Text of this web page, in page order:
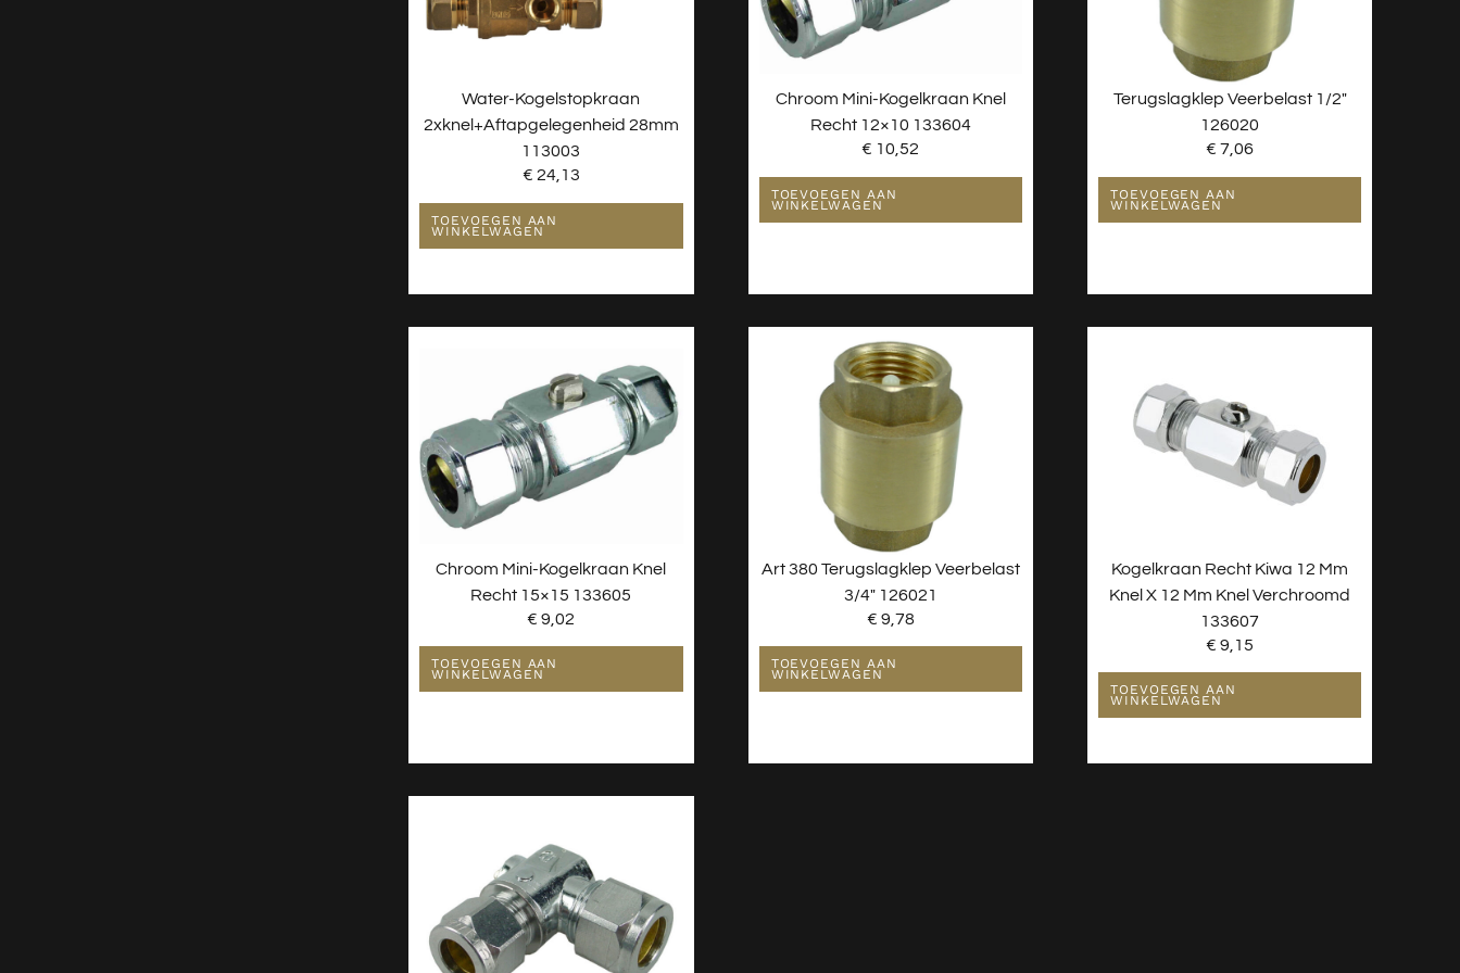
Water-Kogelstopkraan
2xknel+aftapgelegenheid 28mm
113003
€ 24,13
TOEVOEGEN AAN
WINKELWAGEN
Chroom Mini-Kogelkraan Knel
Recht 12×10 133604
€ 10,52
TOEVOEGEN AAN
WINKELWAGEN
Terugslagklep Veerbelast 1/2″
126020
€ 7,06
TOEVOEGEN AAN
WINKELWAGEN
Chroom Mini-Kogelkraan Knel
Recht 15×15 133605
€ 9,02
TOEVOEGEN AAN
WINKELWAGEN
Art 380 Terugslagklep Veerbelast
3/4″ 126021
€ 9,78
TOEVOEGEN AAN
WINKELWAGEN
Kogelkraan Recht Kiwa 12 Mm
Knel X 12 Mm Knel Verchroomd
133607
€ 9,15
TOEVOEGEN AAN
WINKELWAGEN